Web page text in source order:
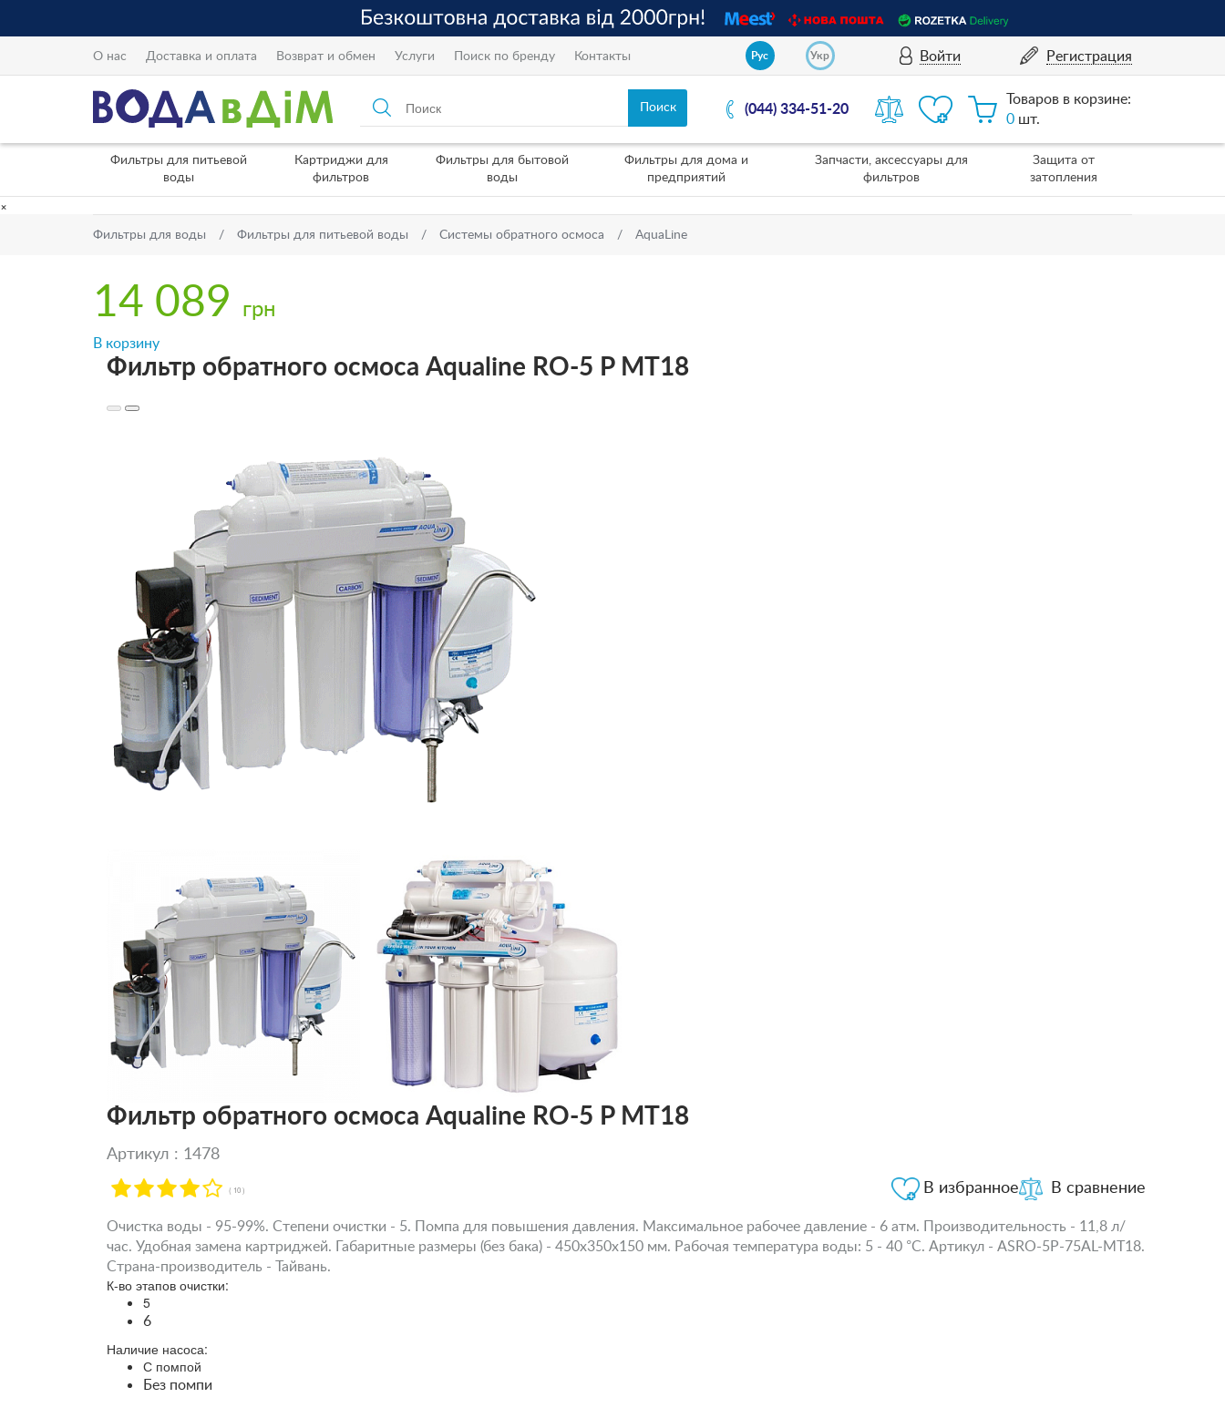
О нас Доставка и оплата Возврат и обмен Услуги Поиск по бренду Контакты Рус Укр Войти Регистрация
(044) 334-51-20
Товаров в корзине:
0 шт.
Фильтры для питьевой
воды
Картриджи для
фильтров
Фильтры для бытовой
воды
Фильтры для дома и
предприятий
Запчасти, аксессуары для
фильтров
Защита от
затопления
×
Фильтры для воды Фильтры для питьевой воды Системы обратного осмоса AquaLine
14 089 грн
В корзину
Фильтр обратного осмоса Aqualine RO-5 P МТ18
Фильтр обратного осмоса Aqualine RO-5 P МТ18
Артикул : 1478
( 10 ) В сравнение
В избранное
Очистка воды - 95-99%. Степени очистки - 5. Помпа для повышения давления. Максимальное рабочее давление - 6 атм. Производительность - 11,8 л/
час. Удобная замена картриджей. Габаритные размеры (без бака) - 450х350х150 мм. Рабочая температура воды: 5 - 40 °С. Артикул - ASRO-5P-75AL-MT18.
Страна-производитель - Тайвань.
К-во этапов очистки:
5
6
Наличие насоса:
С помпой
Без помпи